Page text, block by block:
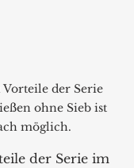
der Serie
ohne Sieb ist
möglich.
der Serie im